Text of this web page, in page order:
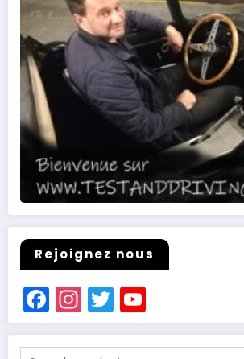
Rejoignez nous
Facebook
Instagram
Twitter